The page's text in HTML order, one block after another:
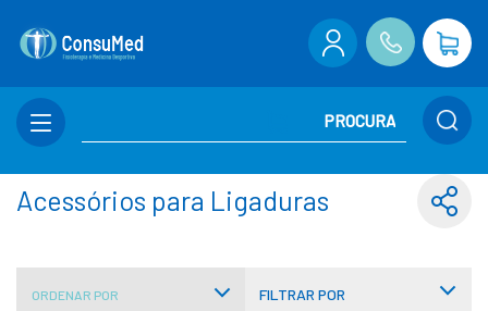
Acessórios para Ligaduras
ORDENAR POR FILTRAR POR